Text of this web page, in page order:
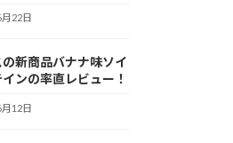
22日
新商品バナナ味ソイ
ンの率直レビュー！
12日